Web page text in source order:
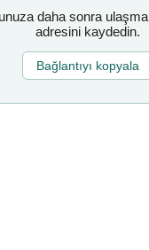
daha sonra
adresini kaydedin.
Bağlantıyı kopyala